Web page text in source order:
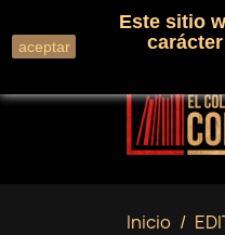
Llámenos:
Inicio
aceptar
Este sitio